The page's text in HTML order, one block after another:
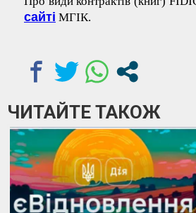
сайті МГІК.
ЧИТАЙТЕ ТАКОЖ